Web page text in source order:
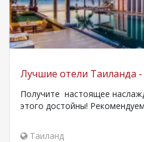
Лучшие отели Таиланда -
Получите настоящее
этого достойны!
Таиланд